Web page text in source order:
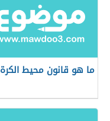
ما هو قانون محيط الكرة